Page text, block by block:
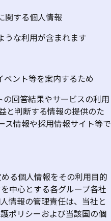
関する個人情報
うな利用が含まれます
ント等を案内するため
回答結果やサービスの利用
と判断する情報の提供のた
ス情報や採用情報サイト等で
る個人情報をその利用目的
中心とする各グループ各社
情報の管理責任は、当社と
ポリシーおよび当該国の個